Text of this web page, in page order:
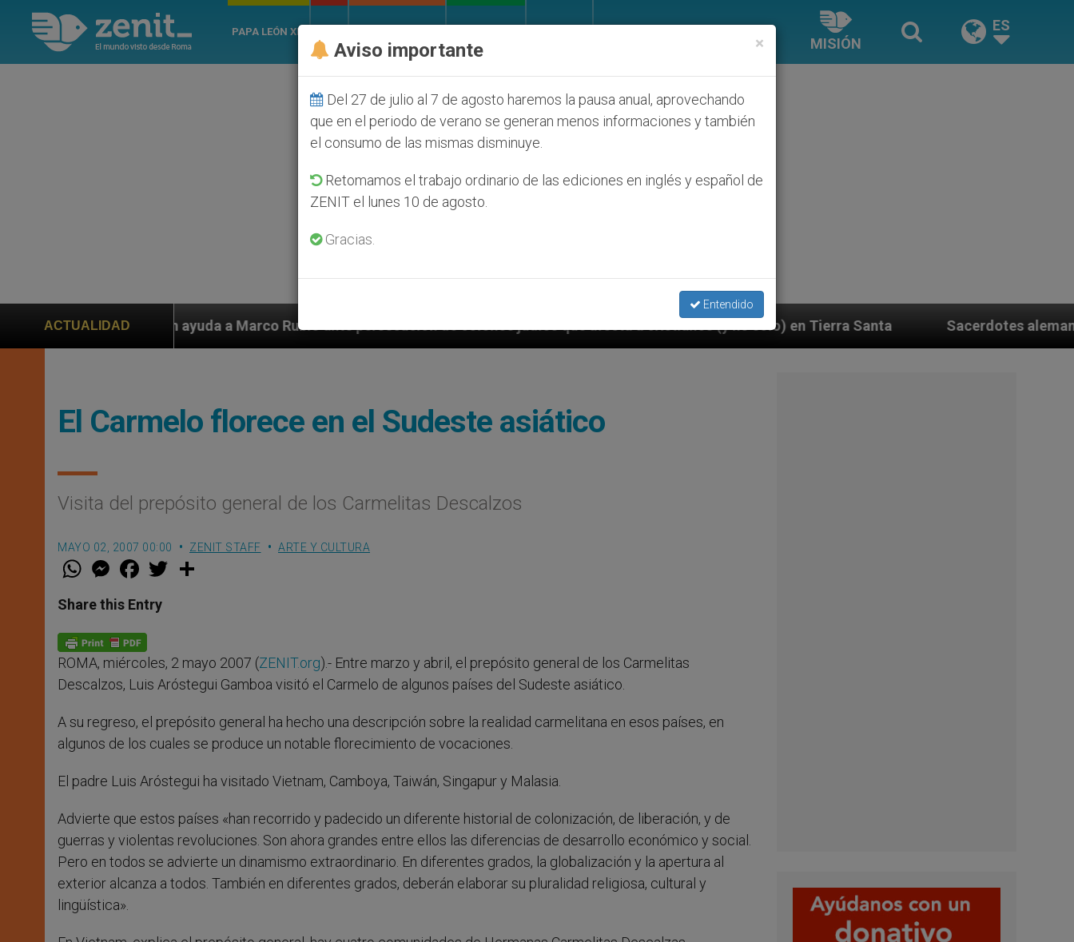
PAPA LEÓN XIV
MISIÓN
ES
ACTUALIDAD
ayuda a Marco Rubio ante persecución de colonos judíos que afecta a cristianos (y no sólo) en Tierra Santa Sacerdotes alemanes fieles al Papa
El Carmelo florece en el Sudeste asiático
Visita del prepósito general de los Carmelitas Descalzos
MAYO 02, 2007 00:00 ZENIT STAFF ARTE Y CULTURA
W
t
s
p
p
M
e
s
e
g
e
r
F
a
e
b
o
k
w
Share this Entry
ROMA, miércoles, 2 mayo 2007 (ZENIT.org).- Entre marzo y abril, el prepósito general de los Carmelitas
Descalzos, Luis Aróstegui Gamboa visitó el Carmelo de algunos países del Sudeste asiático.
A su regreso, el prepósito general ha hecho una descripción sobre la realidad carmelitana en esos países, en
algunos de los cuales se produce un notable florecimiento de vocaciones.
El padre Luis Aróstegui ha visitado Vietnam, Camboya, Taiwán, Singapur y Malasia.
Advierte que estos países «han recorrido y padecido un diferente historial de colonización, de liberación, y de
guerras y violentas revoluciones. Son ahora grandes entre ellos las diferencias de desarrollo económico y social.
Pero en todos se advierte un dinamismo extraordinario. En diferentes grados, la globalización y la apertura al
exterior alcanza a todos. También en diferentes grados, deberán elaborar su pluralidad religiosa, cultural y
lingüística».
×
Aviso importante
Del 27 de julio al 7 de agosto haremos la pausa anual, aprovechando
que en el periodo de verano se generan menos informaciones y también
el consumo de las mismas disminuye.
Retomamos el trabajo ordinario de las ediciones en inglés y español de
ZENIT el lunes 10 de agosto.
Gracias.
Entendido